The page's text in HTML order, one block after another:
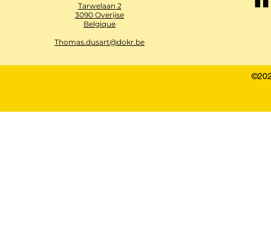
Tarwelaan 2
3090 Overijse
Belgique
Thomas.dusart@dokr.be